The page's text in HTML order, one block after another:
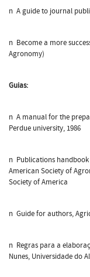
n A guide to journal
n Become a more
Agronomy)
Guias:
n A manual for the
Perdue university, 1986
n Publications
American Society of
Society of America
n Guide for authors,
n Regras para a
Nunes, Universidade do